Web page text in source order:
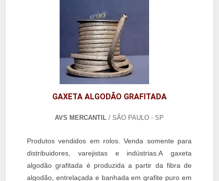
GAXETA ALGODÃO GRAFITADA
AVS MERCANTIL / SÃO PAULO - SP
Produtos vendidos em rolos. Venda somente para
distribuidores, varejistas e indústrias.A gaxeta
algodão grafitada é produzida a partir da fibra de
algodão, entrelaçada e banhada em grafite puro em